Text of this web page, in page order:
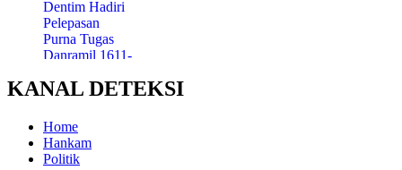
KANAL DETEKSI
Home
Hankam
Politik